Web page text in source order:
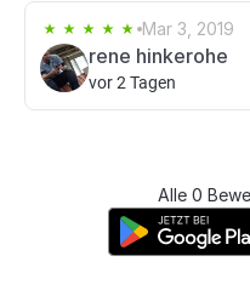
Mar 3, 2019
rene hinkerohe
vor 2 Tagen
Alle 0